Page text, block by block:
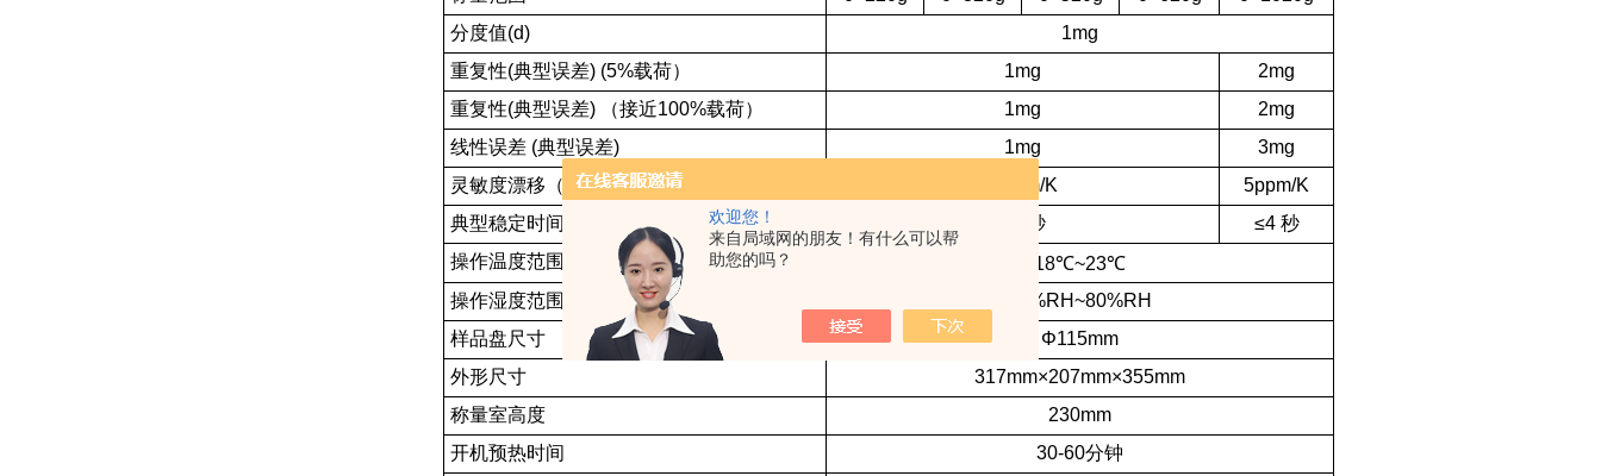
欢迎您！
来自局域网的朋友！有什么可以帮
助您的吗？
分度值(d)
1mg
重复性(典型误差) (5%载荷）
1mg
2mg
重复性(典型误差) （接近100%载荷）
1mg
2mg
线性误差 (典型误差)
1mg
3mg
灵敏度漂移（+10℃-30℃）
3 ppm/K
5ppm/K
典型稳定时间
≤3 秒
≤4 秒
操作温度范围
18℃~23℃
操作湿度范围
15%RH~80%RH
样品盘尺寸
Φ115mm
外形尺寸
317mm×207mm×355mm
称量室高度
230mm
开机预热时间
30-60分钟